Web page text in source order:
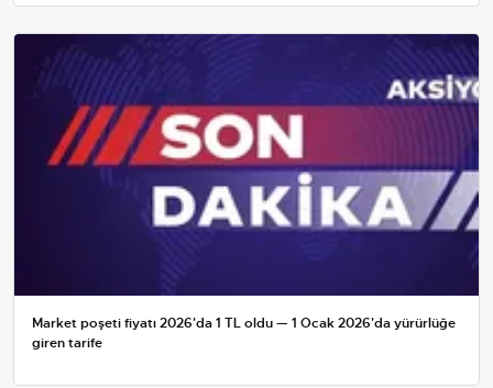
Market poşeti fiyatı 2026'da 1 TL oldu — 1 Ocak 2026'da yürürlüğe
giren tarife